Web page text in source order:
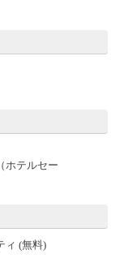
ホテルセー
ィ (無料)